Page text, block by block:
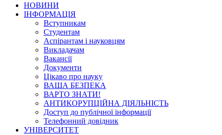
НОВИНИ
ІНФОРМАЦІЯ
Вступникам
Студентам
Аспірантам і науковцям
Викладачам
Вакансії
Документи
Цікаво про науку
ВАША БЕЗПЕКА
ВАРТО ЗНАТИ!
АНТИКОРУПЦІЙНА ДІЯЛЬНІСТЬ
Доступ до публічної інформації
Телефонний довідник
УНІВЕРСИТЕТ